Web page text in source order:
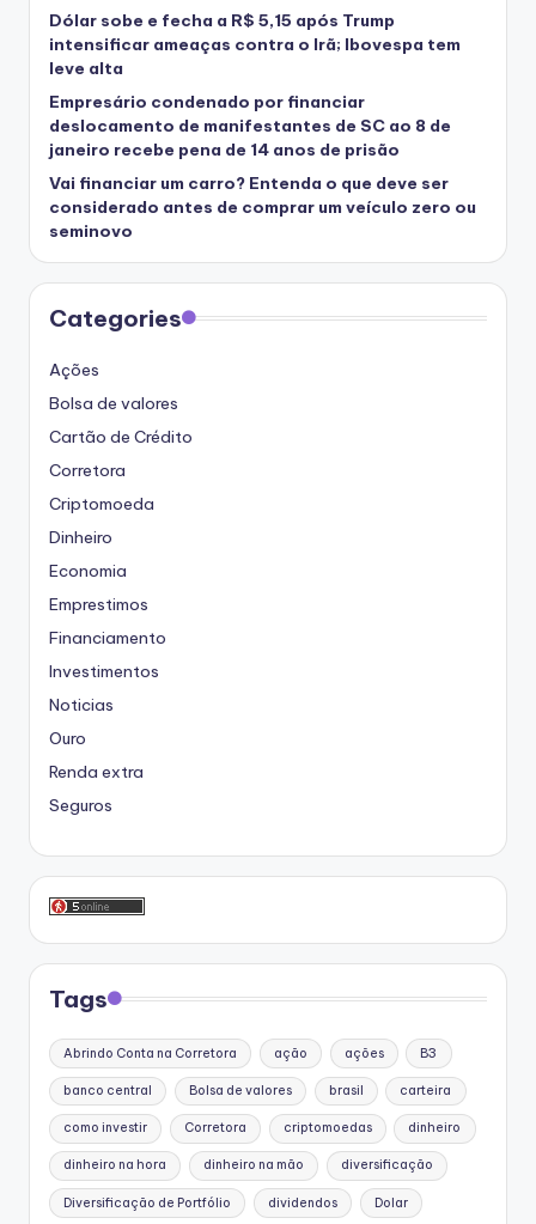
Dólar sobe e fecha a R$ 5,15 após Trump
intensificar ameaças contra o Irã; Ibovespa tem
leve alta
Empresário condenado por financiar
deslocamento de manifestantes de SC ao 8 de
janeiro recebe pena de 14 anos de prisão
Vai financiar um carro? Entenda o que deve ser
considerado antes de comprar um veículo zero ou
seminovo
Categories
Ações
Bolsa de valores
Cartão de Crédito
Corretora
Criptomoeda
Dinheiro
Economia
Emprestimos
Financiamento
Investimentos
Noticias
Ouro
Renda extra
Seguros
Tags
Abrindo Conta na Corretora ação ações B3
banco central Bolsa de valores brasil carteira
como investir Corretora criptomoedas dinheiro
dinheiro na hora dinheiro na mão diversificação
Diversificação de Portfólio dividendos Dolar